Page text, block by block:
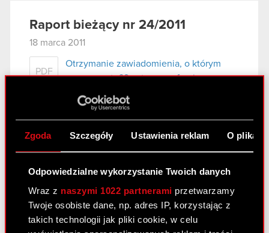
Zgoda Szczegóły Ustawienia reklam O
Odpowiedzialne wykorzystanie Twoich danych
Wraz z naszymi 1022 partnerami przetwarzamy
Twoje osobiste dane, np. adres IP, korzystając z
takich technologii jak pliki cookie, w celu
Raport bieżący nr 24/2011
18 marca 2011
PDF
Otrzymanie zawiadomienia, o którym
mowa w art. 69 ustawy o ofercie
publicznej.
PDF Pobierz załącznik
Raport bieżący nr 18/2011 –
korekta
17 marca 2011
Nabycie aktywów znacznej wartości